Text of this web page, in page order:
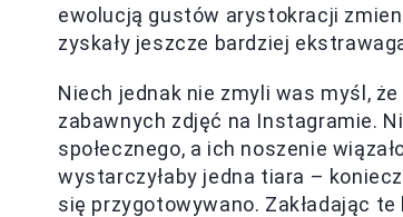
ewolucją gustów arystokracji
zyskały jeszcze bardziej
Niech jednak nie zmyli was myśl,
zabawnych zdjęć na Instagramie.
społecznego, a ich noszenie
wystarczyłaby jedna tiara –
się przygotowywano. Zakładając